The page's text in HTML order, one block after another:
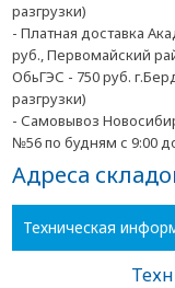
разгрузки)
- Платная доставка
руб., Первомайский
ОбьГЭС - 750 руб.
разгрузки)
- Самовывоз
№56 по будням с 9:00
Адреса
Техническая